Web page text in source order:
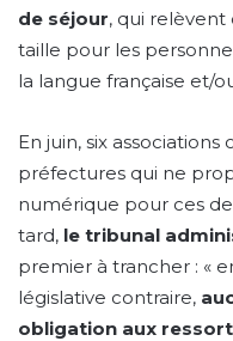
de séjour, qui
taille pour les
la langue française et/
En juin, six associations
préfectures qui ne
numérique pour ces
tard, le tribunal
premier à trancher : «
législative contraire,
obligation aux